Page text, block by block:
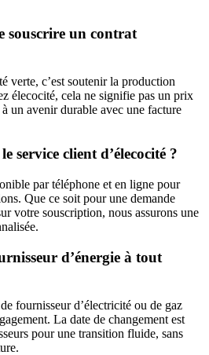
souscrire un contrat
verte, c’est soutenir la production
élecocité, cela ne signifie pas un prix
un avenir durable avec une facture
service client d’élecocité ?
par téléphone et en ligne pour
Que ce soit pour une demande
votre souscription, nous assurons une
d’énergie à tout
fournisseur d’électricité ou de gaz
La date de changement est
pour une transition fluide, sans